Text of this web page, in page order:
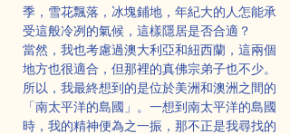
季，雪花飄落，冰塊鋪地，年紀大的人怎能承
受這般冷冽的氣候，這樣隱居是否合適？
當然，我也考慮過澳大利亞和紐西蘭，這兩個
地方也很適合，但那裡的真佛宗弟子也不少。
所以，我最終想到的是位於美洲和澳洲之間的
「南太平洋的島國」。一想到南太平洋的島國
時，我的精神便為之一振，那不正是我尋找的